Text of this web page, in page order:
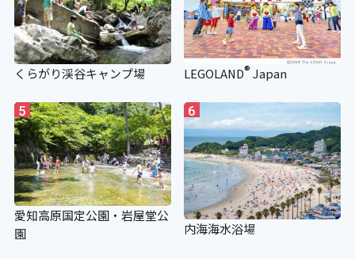
くらがり渓谷キャンプ場 LEGOLAND®Japan
5
愛知高原国定公園・岩屋堂公
園
6
内海海水浴場